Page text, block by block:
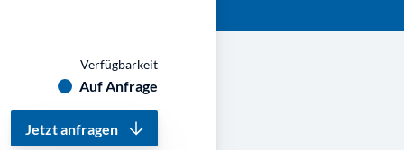
Verfügbarkeit
Auf Anfrage
Jetzt anfragen